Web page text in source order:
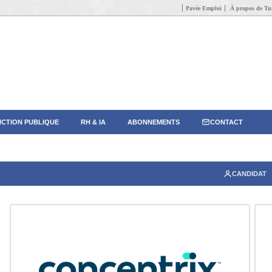
Pavée Emploi À propos de
PUBLIQUE RH & IA ABONNEMENTS CONTACT
CANDIDAT